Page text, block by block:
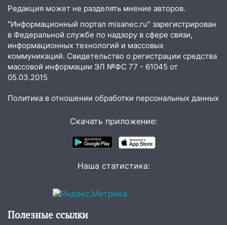
10:26
На нескольких улицах Ульяновска
временно отключили холодную воду
10:14 В Ульяновске двоих участников
коррупционной схемы при ЦГКБ
отправили в колонию на 7 и 8 лет
09:52 Ночью беспилотники сбили над
областью
Диана Шурыгина уверовала в
В Ульяновске директора фирмы
Подросток на питбайке сбил
велосипедистку: пострадали двое
07:20 Жара возвращается: ожидается
Редакция может не разделять мнение авторов.
"Информационный портал misanec.ru" зарегистрирован
в Федеральной службе по надзору в сфере связи,
информационных технологий и массовых
коммуникаций. Свидетельство о регистрации средства
массовой информации ЭЛ №ФС 77 - 61045 от
05.03.2015
Политика в отношении обработки персональных данных
Скачать приложение:
Наша статистика:
Полезные ссылки